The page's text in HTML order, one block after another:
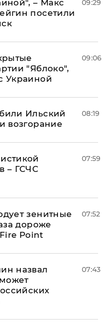
– Макс
посетили
09:29
"Яблоко",
Украиной
09:06
Ильский
возгорание
08:19
– ГСЧС
07:59
зенитные
дороже
Point
07:52
назвал
07:43